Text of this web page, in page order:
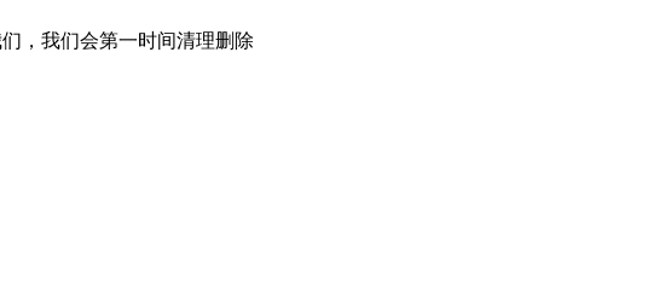
，我们会第一时间清理删除